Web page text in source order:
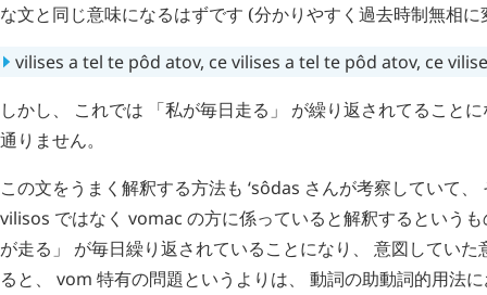
な文と同じ意味になるはずです (分かりやすく過去時制無相
vilises a tel te pôd atov, cevilises a tel te pôd atov, ce
しかし、 これでは 「私が毎日走る」 が繰り返されてること
通りません。
この文をうまく解釈する方法も ʻsôdas さんが考察していて、
vilisos ではなく vomac の方に係っていると解釈するという
が走る」 が毎日繰り返されていることになり、 意図してい
ると、 vom 特有の問題というよりは、 動詞の助動詞的用法